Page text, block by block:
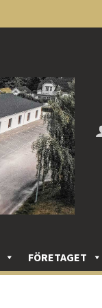
FÖRETAGET